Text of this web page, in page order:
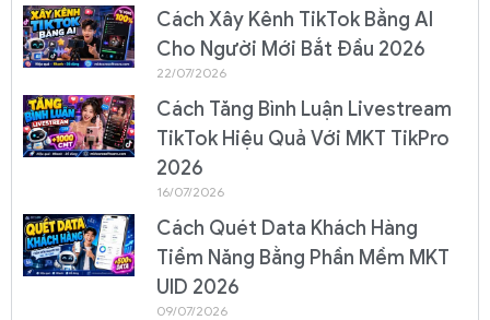
Cách Xây Kênh TikTok Bằng AI
Cho Người Mới Bắt Đầu 2026
22/07/2026
Cách Tăng Bình Luận Livestream
TikTok Hiệu Quả Với MKT TikPro
2026
16/07/2026
Cách Quét Data Khách Hàng
Tiềm Năng Bằng Phần Mềm MKT
UID 2026
09/07/2026